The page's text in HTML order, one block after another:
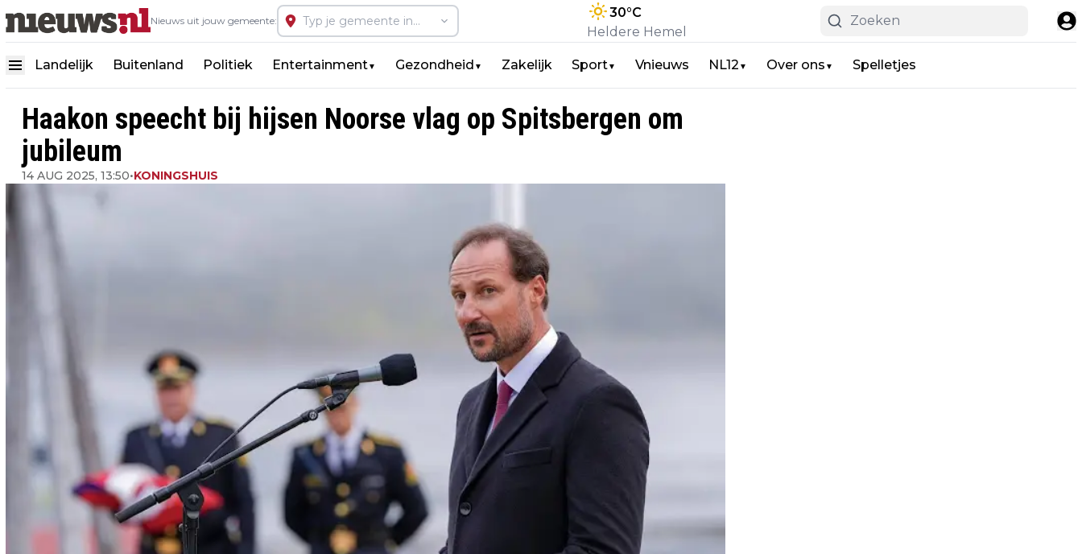
Nieuws uit jouw gemeente:
30°C
Heldere Hemel
Landelijk Buitenland Politiek Entertainment▼ Gezondheid ▼ Zakelijk Sport▼ Vnieuws NL12 ▼ Over ons ▼ Spelletjes
Haakon speecht bij hijsen Noorse vlag op Spitsbergen om
jubileum
14 AUG 2025, 13:50•KONINGSHUIS